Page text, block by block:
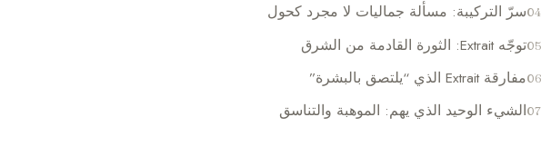
سرّ التركيبة: مسألة جماليات لا مجرد كحول
توجّه Extrait: الثورة القادمة من الشرق
مفارقة Extrait الذي “يلتصق بالبشرة”
الشيء الوحيد الذي يهم: الموهبة والتناسق